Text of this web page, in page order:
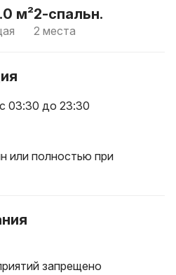
м²2-спальн.
2 места
03:30 до 23:30
или полностью при
запрещено